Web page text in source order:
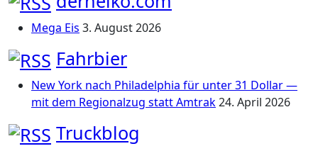
Mega Eis 3. August 2026
Fahrbier
New York nach Philadelphia für unter 31 Dollar —
mit dem Regionalzug statt Amtrak24. April 2026
Truckblog